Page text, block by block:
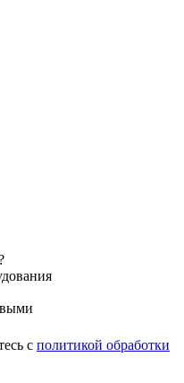
с политикой обработки